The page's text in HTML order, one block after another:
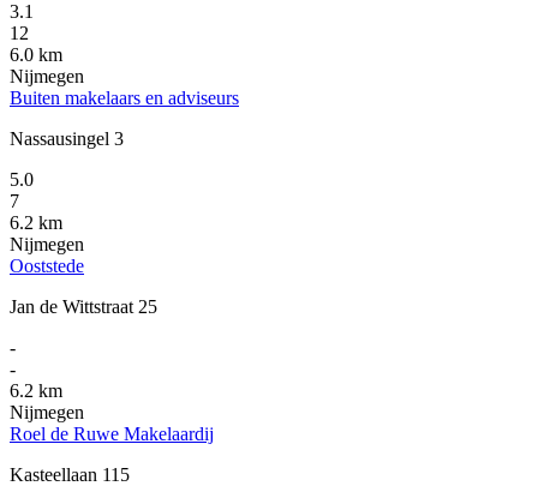
3.1
12
6.0 km
Nijmegen
Buiten makelaars en adviseurs
Nassausingel 3
5.0
7
6.2 km
Nijmegen
Ooststede
Jan de Wittstraat 25
-
-
6.2 km
Nijmegen
Roel de Ruwe Makelaardij
Kasteellaan 115